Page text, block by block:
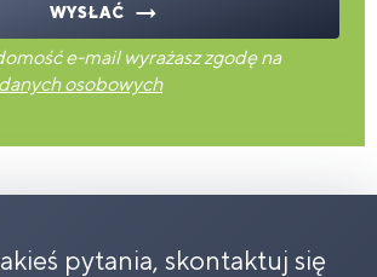
WYSŁAĆ
e-mail wyrażasz zgodę na
osobowych
pytania, skontaktuj się